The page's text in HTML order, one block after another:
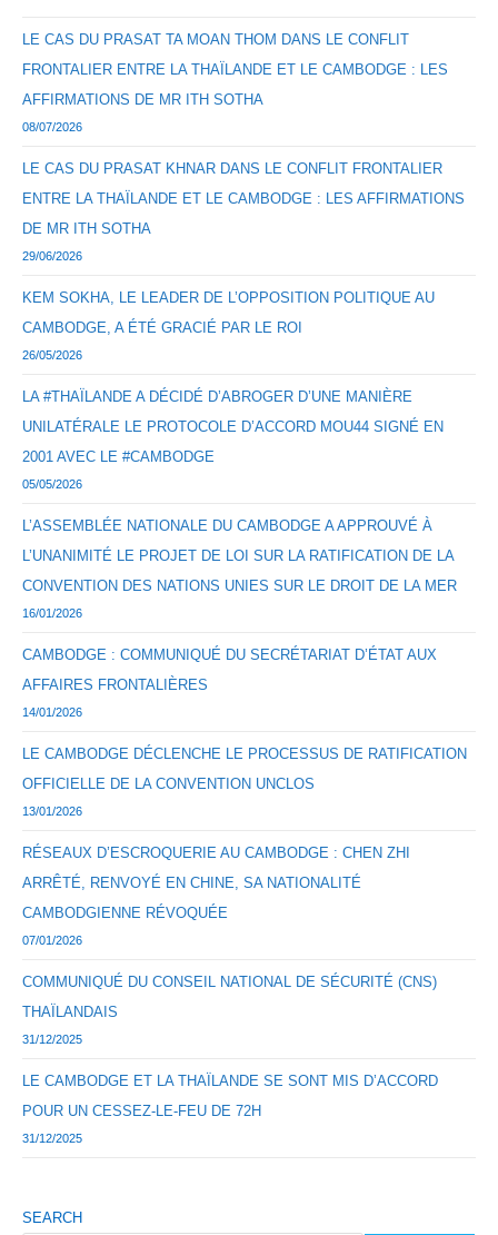
LE CAS DU PRASAT TA MOAN THOM DANS LE CONFLIT
FRONTALIER ENTRE LA THAÏLANDE ET LE CAMBODGE : LES
AFFIRMATIONS DE MR ITH SOTHA
08/07/2026
LE CAS DU PRASAT KHNAR DANS LE CONFLIT FRONTALIER
ENTRE LA THAÏLANDE ET LE CAMBODGE : LES AFFIRMATIONS
DE MR ITH SOTHA
29/06/2026
KEM SOKHA, LE LEADER DE L’OPPOSITION POLITIQUE AU
CAMBODGE, A ÉTÉ GRACIÉ PAR LE ROI
26/05/2026
LA #THAÏLANDE A DÉCIDÉ D’ABROGER D’UNE MANIÈRE
UNILATÉRALE LE PROTOCOLE D’ACCORD MOU44 SIGNÉ EN
2001 AVEC LE #CAMBODGE
05/05/2026
L’ASSEMBLÉE NATIONALE DU CAMBODGE A APPROUVÉ À
L’UNANIMITÉ LE PROJET DE LOI SUR LA RATIFICATION DE LA
CONVENTION DES NATIONS UNIES SUR LE DROIT DE LA MER
16/01/2026
CAMBODGE : COMMUNIQUÉ DU SECRÉTARIAT D’ÉTAT AUX
AFFAIRES FRONTALIÈRES
14/01/2026
LE CAMBODGE DÉCLENCHE LE PROCESSUS DE RATIFICATION
OFFICIELLE DE LA CONVENTION UNCLOS
13/01/2026
RÉSEAUX D’ESCROQUERIE AU CAMBODGE : CHEN ZHI
ARRÊTÉ, RENVOYÉ EN CHINE, SA NATIONALITÉ
CAMBODGIENNE RÉVOQUÉE
07/01/2026
COMMUNIQUÉ DU CONSEIL NATIONAL DE SÉCURITÉ (CNS)
THAÏLANDAIS
31/12/2025
LE CAMBODGE ET LA THAÏLANDE SE SONT MIS D’ACCORD
POUR UN CESSEZ-LE-FEU DE 72H
31/12/2025
SEARCH